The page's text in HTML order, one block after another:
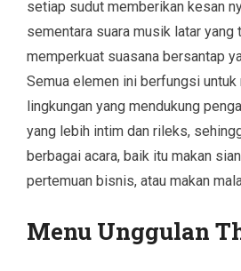
setiap sudut memberikan kesan
sementara suara musik latar yang
memperkuat suasana bersantap
Semua elemen ini berfungsi untuk
lingkungan yang mendukung
yang lebih intim dan rileks,
berbagai acara, baik itu makan
pertemuan bisnis, atau makan
Menu Unggulan